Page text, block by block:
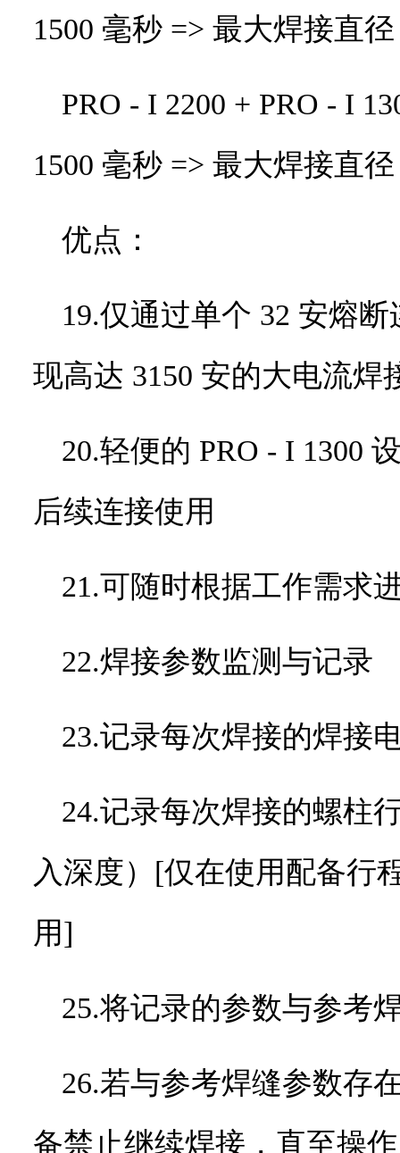
1500 毫秒 =>最大焊接直径
PRO - I 2200 + PRO - I
1500 毫秒 =>最大焊接直径
优点：
19.仅通过单个 32 安熔断
现高达 3150 安的大电流焊
20.轻便的 PRO - I 1300
后续连接使用
21.可随时根据工作需求
22.焊接参数监测与记录
23.记录每次焊接的焊接
24.记录每次焊接的螺柱
入深度） [仅在使用配备行
用]
25.将记录的参数与参考
26.若与参考焊缝参数存
备禁止继续焊接，直至操